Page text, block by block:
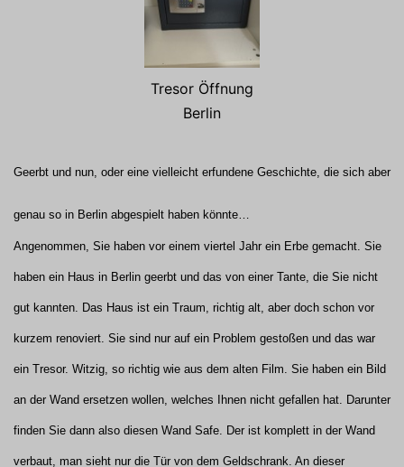
Tresor Öffnung
Berlin
Geerbt und nun, oder eine vielleicht erfundene Geschichte, die sich aber
genau so in Berlin abgespielt haben könnte…
Angenommen, Sie haben vor einem viertel Jahr ein Erbe gemacht. Sie
haben ein Haus in Berlin geerbt und das von einer Tante, die Sie nicht
gut kannten. Das Haus ist ein Traum, richtig alt, aber doch schon vor
kurzem renoviert. Sie sind nur auf ein Problem gestoßen und das war
ein Tresor. Witzig, so richtig wie aus dem alten Film. Sie haben ein Bild
an der Wand ersetzen wollen, welches Ihnen nicht gefallen hat. Darunter
finden Sie dann also diesen Wand Safe. Der ist komplett in der Wand
verbaut, man sieht nur die Tür von dem Geldschrank. An dieser